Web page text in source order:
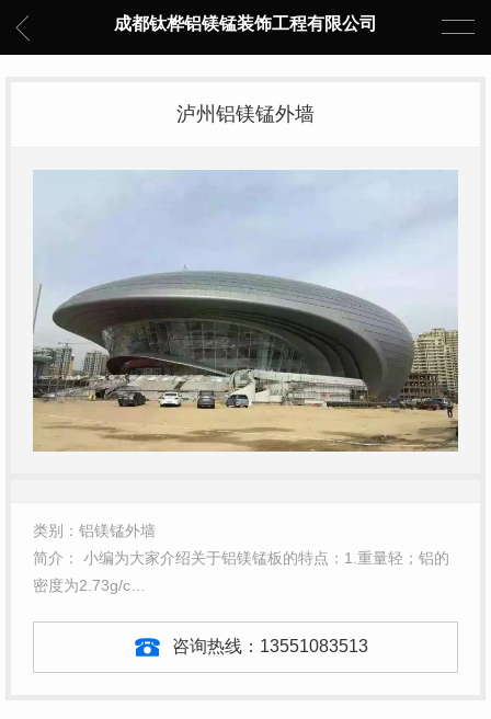
成都钛桦铝镁锰装饰工程有限公司
泸州铝镁锰外墙
类别：铝镁锰外墙
简介： 小编为大家介绍关于铝镁锰板的特点：1.重量轻；铝的
密度为2.73g/c…
咨询热线： 13551083513